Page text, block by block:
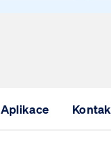
Aplikace